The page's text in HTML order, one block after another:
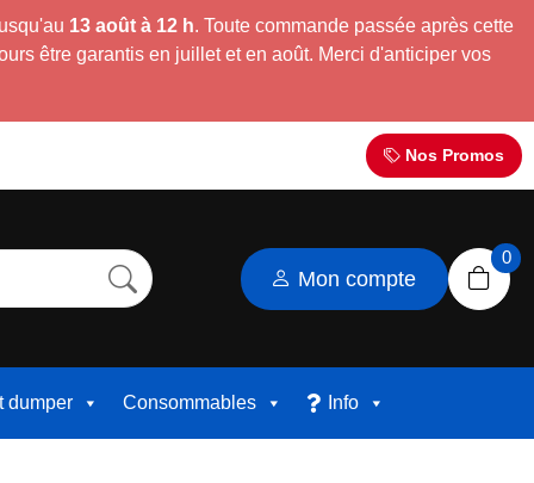
13 août à 12 h. Toute commande passée après cette
être garantis en juillet et en août. Merci d'anticiper vos
Nos Promos
Mon compte
0
dumper Consommables Info